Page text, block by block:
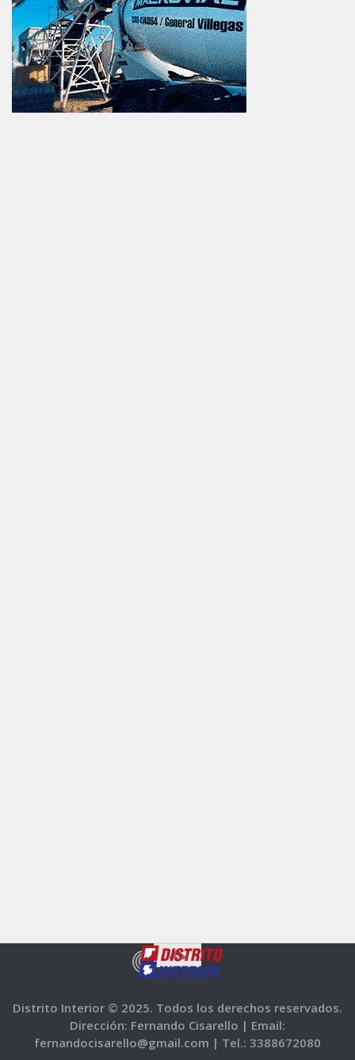
Distrito Interior © 2025. Todos los derechos reservados.
Dirección: Fernando Cisarello | Email:
fernandocisarello@gmail.com | Tel.: 3388672080